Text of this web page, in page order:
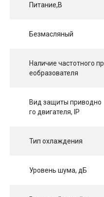
Питание,В
Безмасляный
Наличие частотного пр
еобразователя
Вид защиты приводно
го двигателя, IP
Тип охлаждения
Уровень шума, дБ